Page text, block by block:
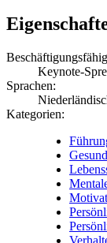
Keynote-
Sprachen:
Kategorien: